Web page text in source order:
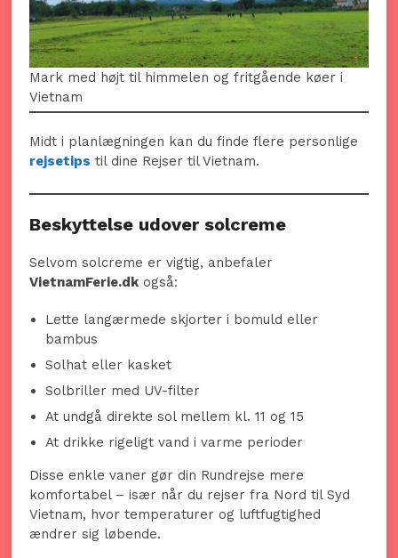
Mark med højt til himmelen og fritgående køer i
Vietnam
Midt i planlægningen kan du finde flere personlige
rejsetips til dine Rejser til Vietnam.
Beskyttelse udover solcreme
Selvom solcreme er vigtig, anbefaler
VietnamFerie.dk også:
Lette langærmede skjorter i bomuld eller
bambus
Solhat eller kasket
Solbriller med UV-filter
At undgå direkte sol mellem kl. 11 og 15
At drikke rigeligt vand i varme perioder
Disse enkle vaner gør din Rundrejse mere
komfortabel – især når du rejser fra Nord til Syd
Vietnam, hvor temperaturer og luftfugtighed
ændrer sig løbende.